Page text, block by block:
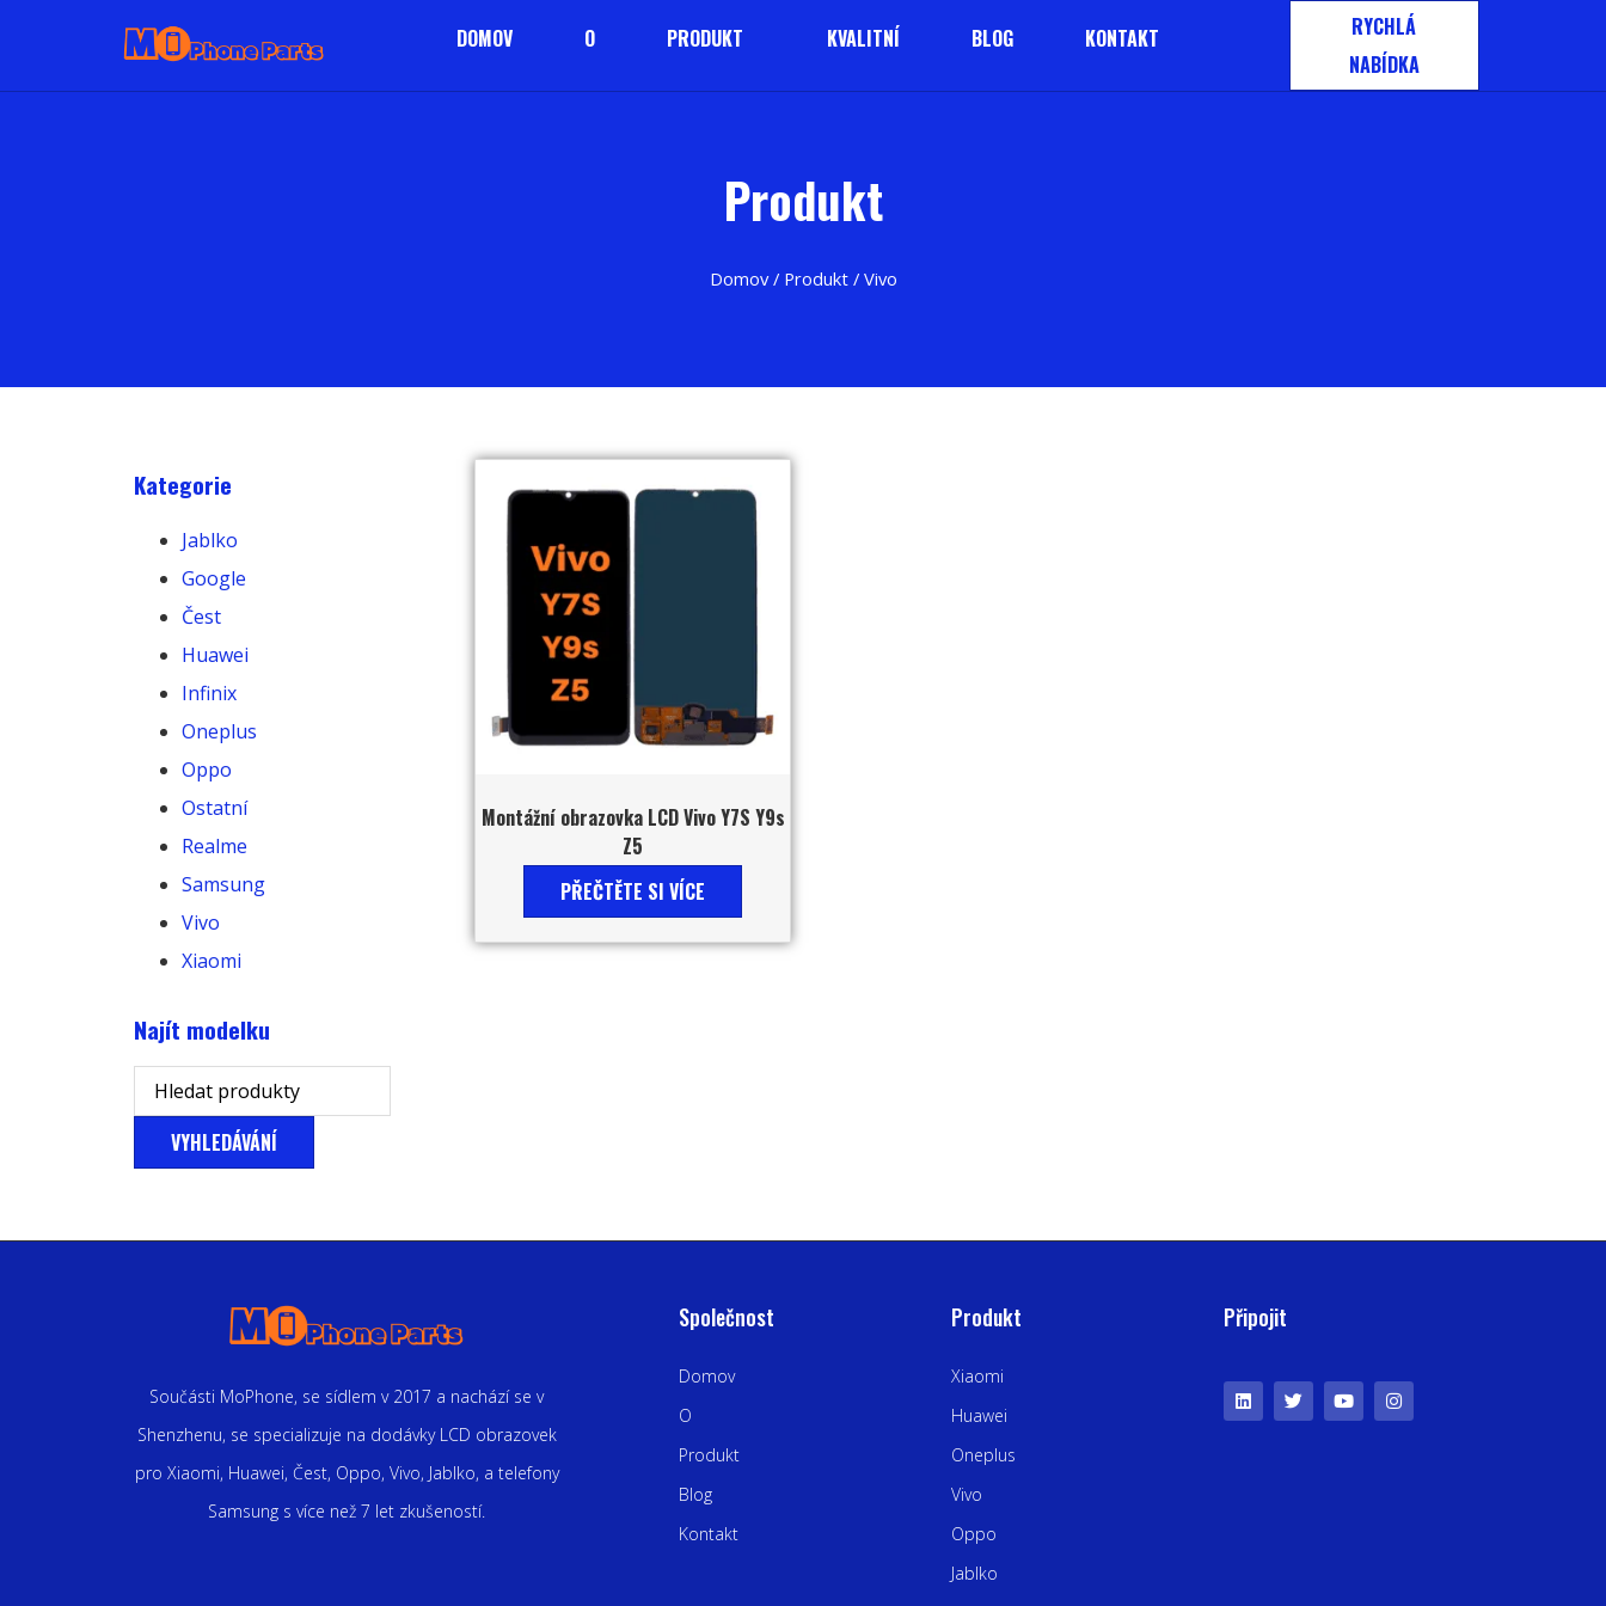
DOMOV O PRODUKT KVALITNÍ BLOG KONTAKT
RYCHLÁ
NABÍDKA
Produkt
Domov/ Produkt/ Vivo
Kategorie
Jablko
Google
Čest
Huawei
Infinix
Oneplus
Oppo
Ostatní
Realme
Samsung
Vivo
Xiaomi
Najít modelku
VYHLEDÁVÁNÍ
Montážní obrazovka LCD Vivo Y7S Y9s
Z5
PŘEČTĚTE SI VÍCE
Součásti MoPhone, se sídlem v 2017 a nachází se v
Shenzhenu, se specializuje na dodávky LCD obrazovek
pro Xiaomi, Huawei, Čest, Oppo, Vivo, Jablko, a telefony
Samsung s více než 7 let zkušeností.
Společnost
Domov
O
Produkt
Blog
Kontakt
Produkt
Xiaomi
Huawei
Oneplus
Vivo
Oppo
Jablko
Připojit